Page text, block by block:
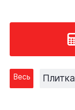
Весь Плитка